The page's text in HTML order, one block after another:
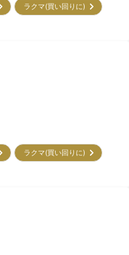
ラクマ(買い回りに)
ラクマ(買い回りに)